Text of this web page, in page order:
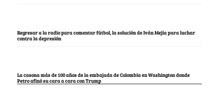
Regresar a la radio para comentar fútbol, la solución de Iván Mejía para luchar
contra la depresión
La casona más de 100 años de la embajada de Colombia en Washington donde
Petro afinó su cara a cara con Trump